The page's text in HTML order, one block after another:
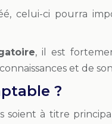
celui-ci pourra
, il est
et de
?
soient à titre